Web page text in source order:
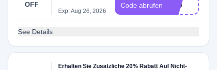
OFF
Exp: Aug 26, 2026
Code abrufen F20
See Details
Erhalten Sie Zusätzliche 20% Rabatt Auf Nicht-